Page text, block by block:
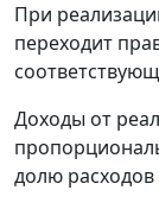
При
переходит
Доходы от
долю расходов